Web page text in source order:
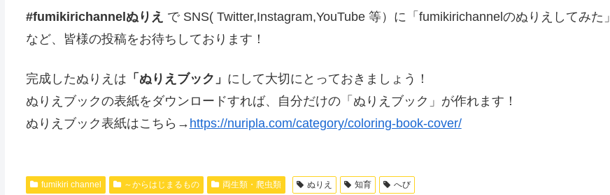
#fumikirichannelぬりえ で SNS( Twitter,Instagram,YouTube 等）に「fumikirichannelのぬりえしてみた」
など、皆様の投稿をお待ちしております！
完成したぬりえは 「ぬりえブック」 にして大切にとっておきましょう！
ぬりえブックの表紙をダウンロードすれば、自分だけの「ぬりえブック」が作れます！
ぬりえブック表紙はこちら→ https://nuripla.com/category/coloring-book-cover/
fumikiri channel ～からはじまるもの 両生類・爬虫類 ぬりえ 知育 へび